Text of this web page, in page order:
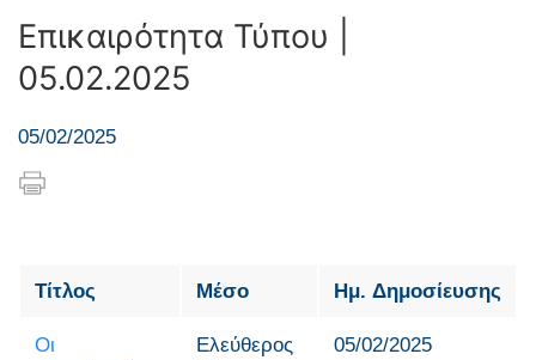
Επικαιρότητα Τύπου |
05.02.2025
05/02/2025
Τίτλος Μέσο Ημ. Δημοσίευσης
Οι
Ελεύθερος
05/02/2025